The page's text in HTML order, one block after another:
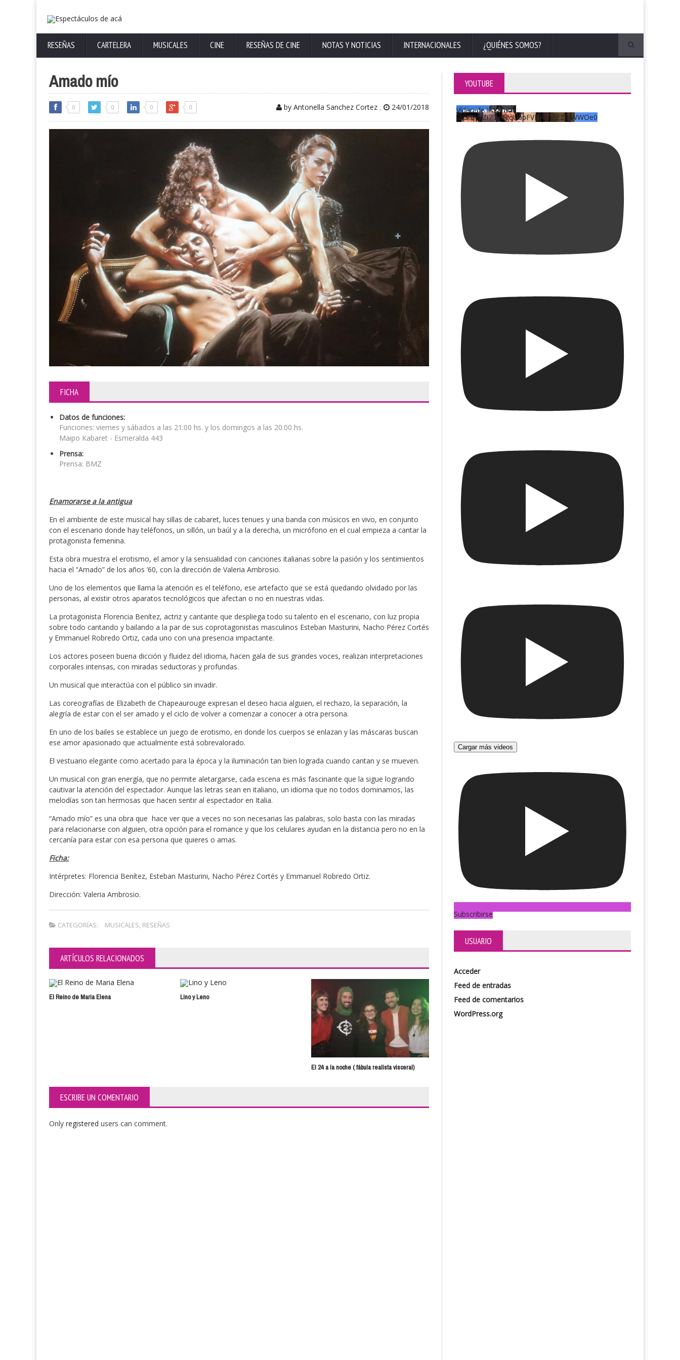
RESEÑAS CARTELERA MUSICALES CINE RESEÑAS DE CINE NOTAS Y NOTICIAS INTERNACIONALES ¿QUIÉNES SOMOS?
Amado mío
0 0 0 0 by Antonella Sanchez Cortez , 24/01/2018
FICHA
Datos de funciones:
Funciones: viernes y sábados a las 21:00 hs. y los domingos a las 20:00 hs.
Maipo Kabaret - Esmeralda 443
Prensa:
Prensa: BMZ
Enamorarse a la antigua
En el ambiente de este musical hay sillas de cabaret, luces tenues y una banda con músicos en vivo, en conjunto
con el escenario donde hay teléfonos, un sillón, un baúl y a la derecha, un micrófono en el cual empieza a cantar la
protagonista femenina.
Esta obra muestra el erotismo, el amor y la sensualidad con canciones italianas sobre la pasión y los sentimientos
hacia el “Amado” de los años ’60, con la dirección de Valeria Ambrosio.
Uno de los elementos que llama la atención es el teléfono, ese artefacto que se está quedando olvidado por las
personas, al existir otros aparatos tecnológicos que afectan o no en nuestras vidas.
La protagonista Florencia Benítez, actriz y cantante que despliega todo su talento en el escenario, con luz propia
sobre todo cantando y bailando a la par de sus coprotagonistas masculinos Esteban Masturini, Nacho Pérez Cortés
y Emmanuel Robredo Ortiz, cada uno con una presencia impactante.
Los actores poseen buena dicción y fluidez del idioma, hacen gala de sus grandes voces, realizan interpretaciones
corporales intensas, con miradas seductoras y profundas.
Un musical que interactúa con el público sin invadir.
Las coreografías de Elizabeth de Chapeaurouge expresan el deseo hacia alguien, el rechazo, la separación, la
alegría de estar con el ser amado y el ciclo de volver a comenzar a conocer a otra persona.
En uno de los bailes se establece un juego de erotismo, en donde los cuerpos se enlazan y las máscaras buscan
ese amor apasionado que actualmente está sobrevalorado.
El vestuario elegante como acertado para la época y la iluminación tan bien lograda cuando cantan y se mueven.
Un musical con gran energía, que no permite aletargarse, cada escena es más fascinante que la sigue logrando
cautivar la atención del espectador. Aunque las letras sean en italiano, un idioma que no todos dominamos, las
melodías son tan hermosas que hacen sentir al espectador en Italia.
“Amado mío” es una obra que hace ver que a veces no son necesarias las palabras, solo basta con las miradas
para relacionarse con alguien, otra opción para el romance y que los celulares ayudan en la distancia pero no en la
cercanía para estar con esa persona que quieres o amas.
Ficha:
Intérpretes: Florencia Benítez, Esteban Masturini, Nacho Pérez Cortés y Emmanuel Robredo Ortiz.
Dirección: Valeria Ambrosio.
CATEGORÍAS: MUSICALES, RESEÑAS
ARTÍCULOS RELACIONADOS
El Reino de Maria Elena Lino y Leno
El 24 a la noche ( fábula realista visceral)
ESCRIBE UN COMENTARIO
Only registered users can comment.
YOUTUBE
Vídeo de YouTube
UCKqYjiZi7lzy6gqU6pFVFiA_A3EZ9JWWOe0
Cargar más videos
Subscribirse
USUARIO
Acceder
Feed de entradas
Feed de comentarios
WordPress.org